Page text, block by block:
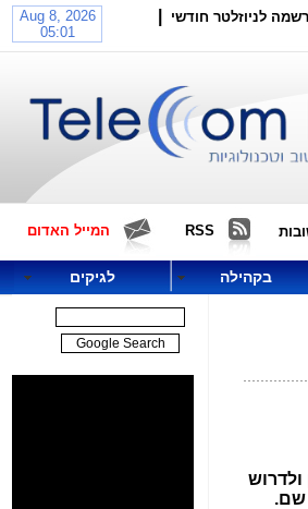
לניוזלטר חודשי
RSS המייל האדום
בקהילה לגיקים
ולדרוש
שם.